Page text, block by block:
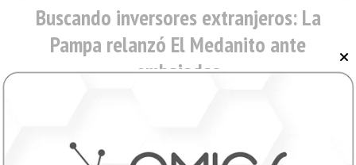
Buscando inversores extranjeros: La
Pampa relanzó El Medanito ante
embajadas